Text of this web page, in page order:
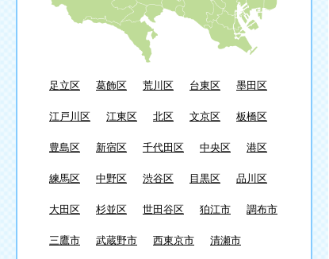
足立区 葛飾区 荒川区 台東区 墨田区
江戸川区 江東区 北区 文京区 板橋区
豊島区 新宿区 千代田区 中央区 港区
練馬区 中野区 渋谷区 目黒区 品川区
大田区 杉並区 世田谷区 狛江市 調布市
三鷹市 武蔵野市 西東京市 清瀬市